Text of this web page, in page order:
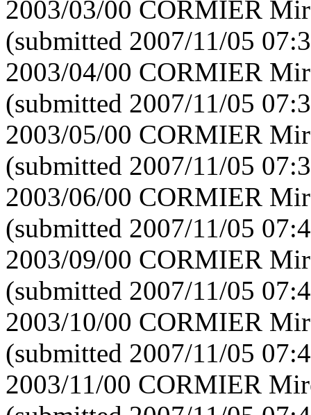
2003/03/00 CORMIER
(submitted 2007/11/05
2003/04/00 CORMIER
(submitted 2007/11/05
2003/05/00 CORMIER
(submitted 2007/11/05
2003/06/00 CORMIER
(submitted 2007/11/05
2003/09/00 CORMIER
(submitted 2007/11/05
2003/10/00 CORMIER
(submitted 2007/11/05
2003/11/00 CORMIER